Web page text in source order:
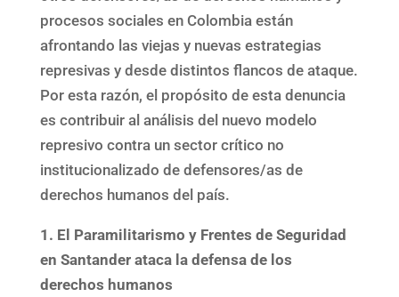
procesos sociales en Colombia están
afrontando las viejas y nuevas estrategias
represivas y desde distintos flancos de ataque.
Por esta razón, el propósito de esta denuncia
es contribuir al análisis del nuevo modelo
represivo contra un sector crítico no
institucionalizado de defensores/as de
derechos humanos del país.
1. El Paramilitarismo y Frentes de Seguridad
en Santander ataca la defensa de los
derechos humanos